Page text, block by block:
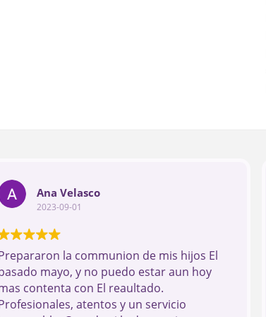
Ana Velasco
2023-09-01
la communion de mis hijos El
mayo, y no puedo estar aun hoy
contenta con El reaultado.
atentos y un servicio